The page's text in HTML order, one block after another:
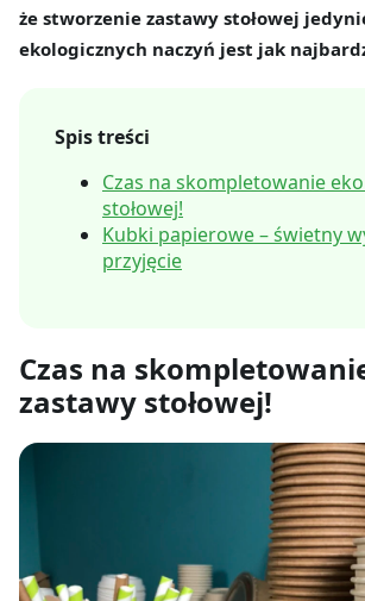
że stworzenie zastawy stołowej
ekologicznych naczyń jest jak
Spis treści
Czas na skompletowanie
stołowej!
Kubki papierowe – świetny
przyjęcie
Czas na
zastawy stołowej!